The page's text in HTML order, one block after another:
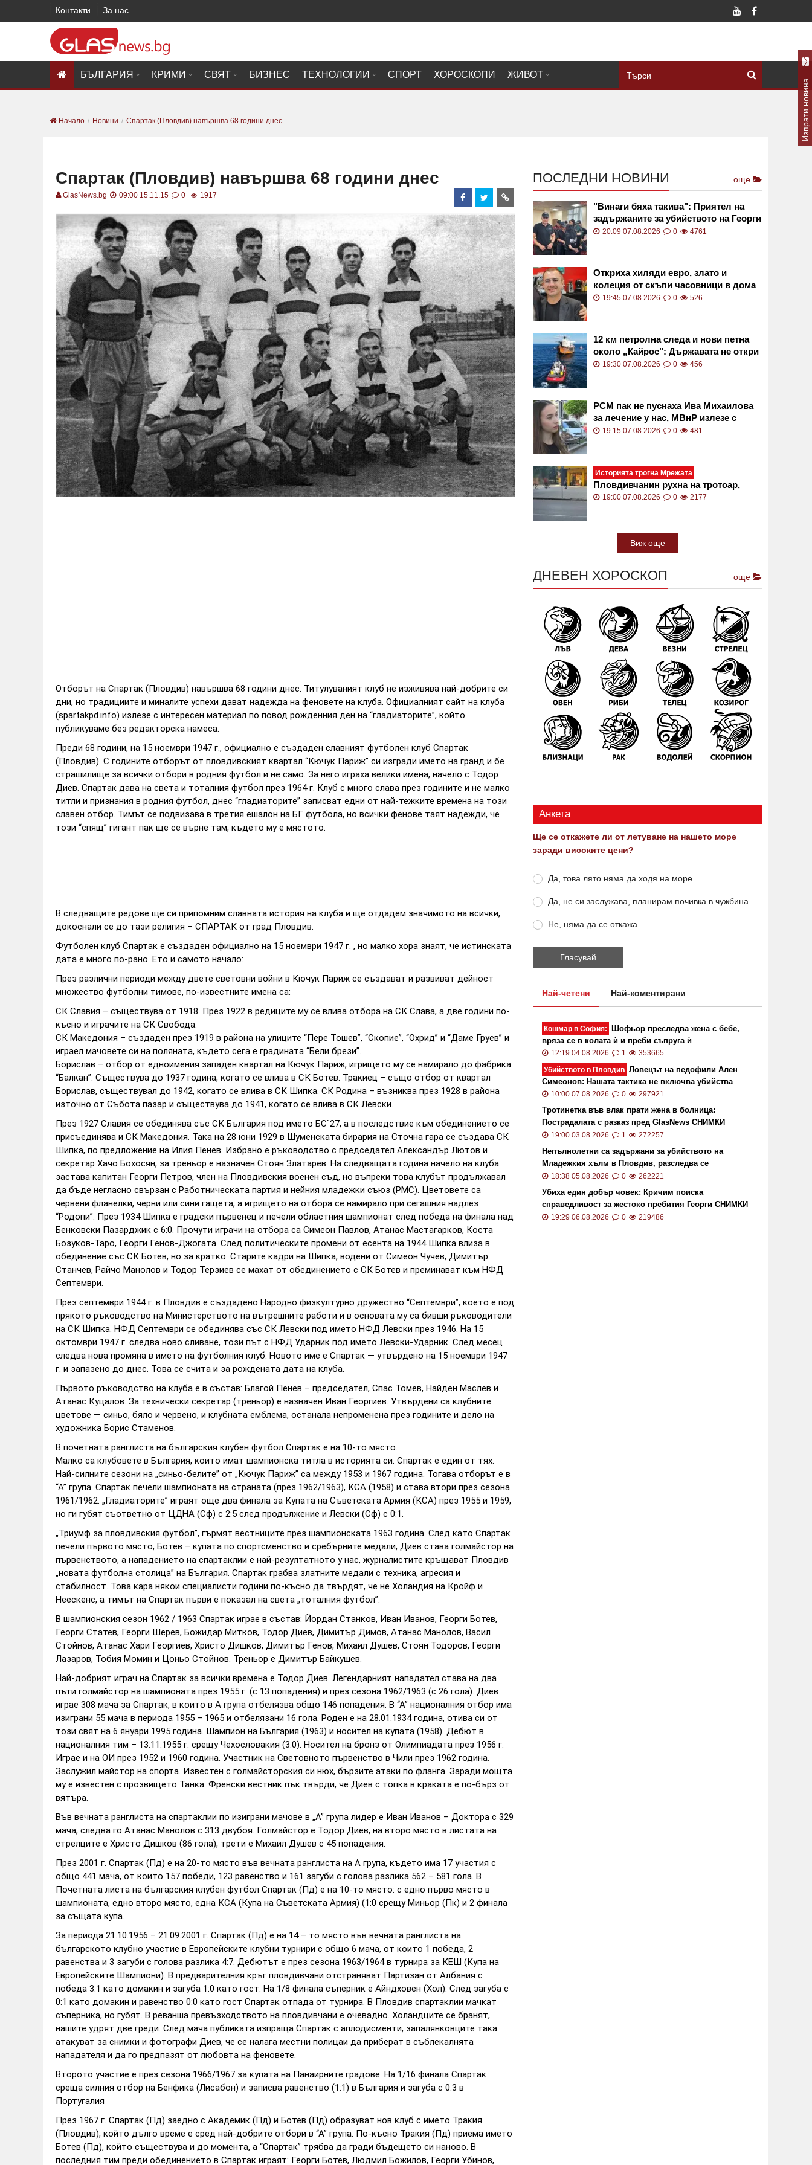
Контакти За нас
БЪЛГАРИЯ КРИМИ СВЯТ БИЗНЕС ТЕХНОЛОГИИ СПОРТ ХОРОСКОПИ ЖИВОТ
Начало Новини Спартак (Пловдив) навършва 68 години днес
Спартак (Пловдив) навършва 68 години днес
GlasNews.bg 09:00 15.11.15 0 1917
Отборът на Спартак (Пловдив) навършва 68 години днес. Титулуваният клуб не изживява най-добрите си
дни, но традициите и миналите успехи дават надежда на феновете на клуба. Официалният сайт на клуба
(spartakpd.info) излезе с интересен материал по повод рожденния ден на “гладиаторите”, който
публикуваме без редакторска намеса.
Преди 68 години, на 15 ноември 1947 г., официално е създаден славният футболен клуб Спартак
(Пловдив). С годините отборът от пловдивският квартал “Кючук Париж” си изгради името на гранд и бе
страшилище за всички отбори в родния футбол и не само. За него играха велики имена, начело с Тодор
Диев. Спартак дава на света и тоталния футбол през 1964 г. Клуб с много слава през годините и не малко
титли и признания в родния футбол, днес “гладиаторите” записват едни от най-тежките времена на този
славен отбор. Тимът се подвизава в третия ешалон на БГ футбола, но всички фенове таят надежди, че
този “спящ” гигант пак ще се върне там, където му е мястото.
В следващите редове ще си припомним славната история на клуба и ще отдадем значимото на всички,
докоснали се до тази религия – СПАРТАК от град Пловдив.
Футболен клуб Спартак е създаден официално на 15 ноември 1947 г. , но малко хора знаят, че истинската
дата е много по-рано. Ето и самото начало:
През различни периоди между двете световни войни в Кючук Париж се създават и развиват дейност
множество футболни тимове, по-известните имена са:
СК Славия – съществува от 1918. През 1922 в редиците му се влива отбора на СК Слава, а две години по-
късно и играчите на СК Свобода.
СК Македония – създаден през 1919 в района на улиците “Пере Тошев”, “Скопие”, “Охрид” и “Даме Груев” и
играел мачовете си на поляната, където сега е градината “Бели брези”.
Борислав – отбор от едноимения западен квартал на Кючук Париж, игрището му се намирало до фабрика
“Балкан”. Съществува до 1937 година, когато се влива в СК Ботев. Тракиец – също отбор от квартал
Борислав, съществувал до 1942, когато се влива в СК Шипка. СК Родина – възниква през 1928 в района
източно от Събота пазар и съществува до 1941, когато се влива в СК Левски.
През 1927 Славия се обединява със СК България под името БС`27, а в последствие към обединението се
присъединява и СК Македония. Така на 28 юни 1929 в Шуменската бирария на Сточна гара се създава СК
Шипка, по предложение на Илия Пенев. Избрано е ръководство с председател Александър Лютов и
секретар Хачо Бохосян, за треньор е назначен Стоян Златарев. На следващата година начело на клуба
застава капитан Георги Петров, член на Пловдивския военен съд, но въпреки това клубът продължавал
да бъде негласно свързан с Работническата партия и нейния младежки съюз (РМС). Цветовете са
червени фланелки, черни или сини гащета, а игрището на отбора се намирало при сегашния надлез
“Родопи”. През 1934 Шипка е градски първенец и печели областния шампионат след победа на финала над
Бенковски Пазарджик с 6:0. Прочути играчи на отбора са Симеон Павлов, Атанас Мастагарков, Коста
Бозуков-Таро, Георги Генов-Джогата. След политическите промени от есента на 1944 Шипка влиза в
обединение със СК Ботев, но за кратко. Старите кадри на Шипка, водени от Симеон Чучев, Димитър
Станчев, Райчо Манолов и Тодор Терзиев се махат от обединението с СК Ботев и преминават към НФД
Септември.
През септември 1944 г. в Пловдив е създадено Народно физкултурно дружество “Септември”, което е под
прякото ръководство на Министерството на вътрешните работи и в основата му са бивши ръководители
на СК Шипка. НФД Септември се обединява със СК Левски под името НФД Левски през 1946. На 15
октомври 1947 г. следва ново сливане, този път с НФД Ударник под името Левски-Ударник. След месец
следва нова промяна в името на футболния клуб. Новото име е Спартак — утвърдено на 15 ноември 1947
г. и запазено до днес. Това се счита и за рождената дата на клуба.
Първото ръководство на клуба е в състав: Благой Пенев – председател, Спас Томев, Найден Маслев и
Атанас Куцалов. За технически секретар (треньор) е назначен Иван Георгиев. Утвърдени са клубните
цветове — синьо, бяло и червено, и клубната емблема, останала непроменена през годините и дело на
художника Борис Стаменов.
В почетната ранглиста на българския клубен футбол Спартак е на 10-то място.
Малко са клубовете в България, които имат шампионска титла в историята си. Спартак е един от тях.
Най-силните сезони на „синьо-белите” от „Кючук Париж” са между 1953 и 1967 година. Тогава отборът е в
“А” група. Спартак печели шампионата на страната (през 1962/1963), КСА (1958) и става втори през сезона
1961/1962. „Гладиаторите” играят още два финала за Купата на Съветската Армия (КСА) през 1955 и 1959,
но ги губят съответно от ЦДНА (Сф) с 2:5 след продължение и Левски (Сф) с 0:1.
„Триумф за пловдивския футбол”, гърмят вестниците през шампионската 1963 година. След като Спартак
печели първото място, Ботев – купата по спортсменство и сребърните медали, Диев става голмайстор на
първенството, а нападението на спартаклии е най-резултатното у нас, журналистите кръщават Пловдив
„новата футболна столица” на България. Спартак грабва златните медали с техника, агресия и
стабилност. Това кара някои специалисти години по-късно да твърдят, че не Холандия на Кройф и
Неескенс, а тимът на Спартак първи е показал на света „тоталния футбол”.
В шампионския сезон 1962 / 1963 Спартак играе в състав: Йордан Станков, Иван Иванов, Георги Ботев,
Георги Статев, Георги Шерев, Божидар Митков, Тодор Диев, Димитър Димов, Атанас Манолов, Васил
Стойнов, Атанас Хари Георгиев, Христо Дишков, Димитър Генов, Михаил Душев, Стоян Тодоров, Георги
Лазаров, Тобия Момин и Цоньо Стойнов. Треньор е Димитър Байкушев.
Най-добрият играч на Спартак за всички времена е Тодор Диев. Легендарният нападател става на два
пъти голмайстор на шампионата през 1955 г. (с 13 попадения) и през сезона 1962/1963 (с 26 гола). Диев
играе 308 мача за Спартак, в които в А група отбелязва общо 146 попадения. В “А” националния отбор има
изиграни 55 мача в периода 1955 – 1965 и отбелязани 16 гола. Роден е на 28.01.1934 година, отива си от
този свят на 6 януари 1995 година. Шампион на България (1963) и носител на купата (1958). Дебют в
националния тим – 13.11.1955 г. срещу Чехословакия (3:0). Носител на бронз от Олимпиадата през 1956 г.
Играе и на ОИ през 1952 и 1960 година. Участник на Световното първенство в Чили през 1962 година.
Заслужил майстор на спорта. Известен с голмайсторския си нюх, бързите атаки по фланга. Заради мощта
му е известен с прозвището Танка. Френски вестник пък твърди, че Диев с топка в краката е по-бърз от
вятъра.
Във вечната ранглиста на спартаклии по изиграни мачове в „А” група лидер е Иван Иванов – Доктора с 329
мача, следва го Атанас Манолов с 313 двубоя. Голмайстор е Тодор Диев, на второ място в листата на
стрелците е Христо Дишков (86 гола), трети е Михаил Душев с 45 попадения.
През 2001 г. Спартак (Пд) е на 20-то място във вечната ранглиста на А група, където има 17 участия с
общо 441 мача, от които 157 победи, 123 равенство и 161 загуби с голова разлика 562 – 581 гола. В
Почетната листа на българския клубен футбол Спартак (Пд) е на 10-то място: с едно първо място в
шампионата, едно второ място, една КСА (Купа на Съветската Армия) (1:0 срещу Миньор (Пк) и 2 финала
за същата купа.
За периода 21.10.1956 – 21.09.2001 г. Спартак (Пд) е на 14 – то място във вечната ранглиста на
българското клубно участие в Европейските клубни турнири с общо 6 мача, от които 1 победа, 2
равенства и 3 загуби с голова разлика 4:7. Дебютът е през сезона 1963/1964 в турнира за КЕШ (Купа на
Европейските Шампиони). В предварителния кръг пловдивчани отстраняват Партизан от Албания с
победа 3:1 като домакин и загуба 1:0 като гост. На 1/8 финала съперник е Айндховен (Хол). След загуба с
0:1 като домакин и равенство 0:0 като гост Спартак отпада от турнира. В Пловдив спартаклии мачкат
съперника, но губят. В реванша превъзходството на пловдивчани е очевадно. Холандците се бранят,
нашите удрят две греди. След мача публиката изпраща Спартак с аплодисменти, запалянковците така
атакуват за снимки и фотографи Диев, че се налага местни полицаи да приберат в съблекалнята
нападателя и да го предпазят от любовта на феновете.
Второто участие е през сезона 1966/1967 за купата на Панаирните градове. На 1/16 финала Спартак
среща силния отбор на Бенфика (Лисабон) и записва равенство (1:1) в България и загуба с 0:3 в
Португалия
През 1967 г. Спартак (Пд) заедно с Академик (Пд) и Ботев (Пд) образуват нов клуб с името Тракия
(Пловдив), който дълго време е сред най-добрите отбори в “А” група. По-късно Тракия (Пд) приема името
Ботев (Пд), който съществува и до момента, а “Спартак” трябва да гради бъдещето си наново. В
последния тим преди обединението в Спартак играят: Георги Ботев, Людмил Божилов, Георги Убинов,
ПОСЛЕДНИ НОВИНИ още
"Винаги бяха такива": Приятел на
задържаните за убийството на Георги
в Пловдив с разказ пред GlasNews
20:09 07.08.2026 0 4761
Откриха хиляди евро, злато и
колеция от скъпи часовници в дома
на Владимир Янков, които убийците
19:45 07.08.2026 0 526
12 км петролна следа и нови петна
около „Кайрос": Държавата не откри
активен теч СНИМКИ и ВИДЕО
19:30 07.08.2026 0 456
РСМ пак не пуснаха Ива Михаилова
за лечение у нас, МВнР излезе с
остра позиция
19:15 07.08.2026 0 481
Историята трогна Мрежата
Пловдивчанин рухна на тротоар,
получи незаменима помощ
19:00 07.08.2026 0 2177
Виж още
ДНЕВЕН ХОРОСКОП още
Анкета
Ще се откажете ли от летуване на нашето море
заради високите цени?
Да, това лято няма да ходя на море
Да, не си заслужава, планирам почивка в чужбина
Не, няма да се откажа
Най-четени Най-коментирани
Кошмар в София:
Шофьор преследва жена с бебе,
вряза се в колата ѝ и преби съпруга ѝ
12:19 04.08.2026 1
353665
Убийството в Пловдив Ловецът на педофили Ален
Симеонов: Нашата тактика не включва убийства
10:00 07.08.2026 0 297921
Тротинетка във влак прати жена в болница:
Пострадалата с разказ пред GlasNews СНИМКИ
19:00 03.08.2026 1 272257
Непълнолетни са задържани за убийството на
Младежкия хълм в Пловдив, разследва се
хомофобски мотив
18:38 05.08.2026 0 262221
Убиха един добър човек: Кричим поиска
справедливост за жестоко пребития Георги СНИМКИ
и ВИДЕО
19:29 06.08.2026 0 219486
Изпрати новина